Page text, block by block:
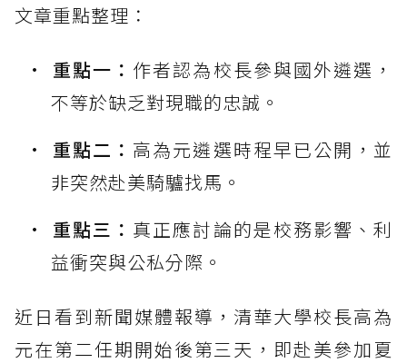
文章重點整理：
重點一： 作者認為校長參與國外遴選，
不等於缺乏對現職的忠誠。
重點二： 高為元遴選時程早已公開，並
非突然赴美騎驢找馬。
重點三： 真正應討論的是校務影響、利
益衝突與公私分際。
近日看到新聞媒體報導，清華大學校長高為
元在第二任期開始後第三天，即赴美參加夏